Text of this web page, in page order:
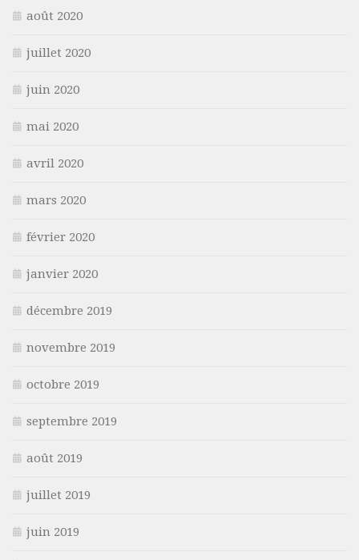
août 2020
juillet 2020
juin 2020
mai 2020
avril 2020
mars 2020
février 2020
janvier 2020
décembre 2019
novembre 2019
octobre 2019
septembre 2019
août 2019
juillet 2019
juin 2019